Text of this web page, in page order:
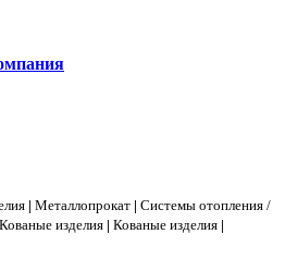
| Металлопрокат | Системы отопления /
Кованые изделия | Кованые изделия |